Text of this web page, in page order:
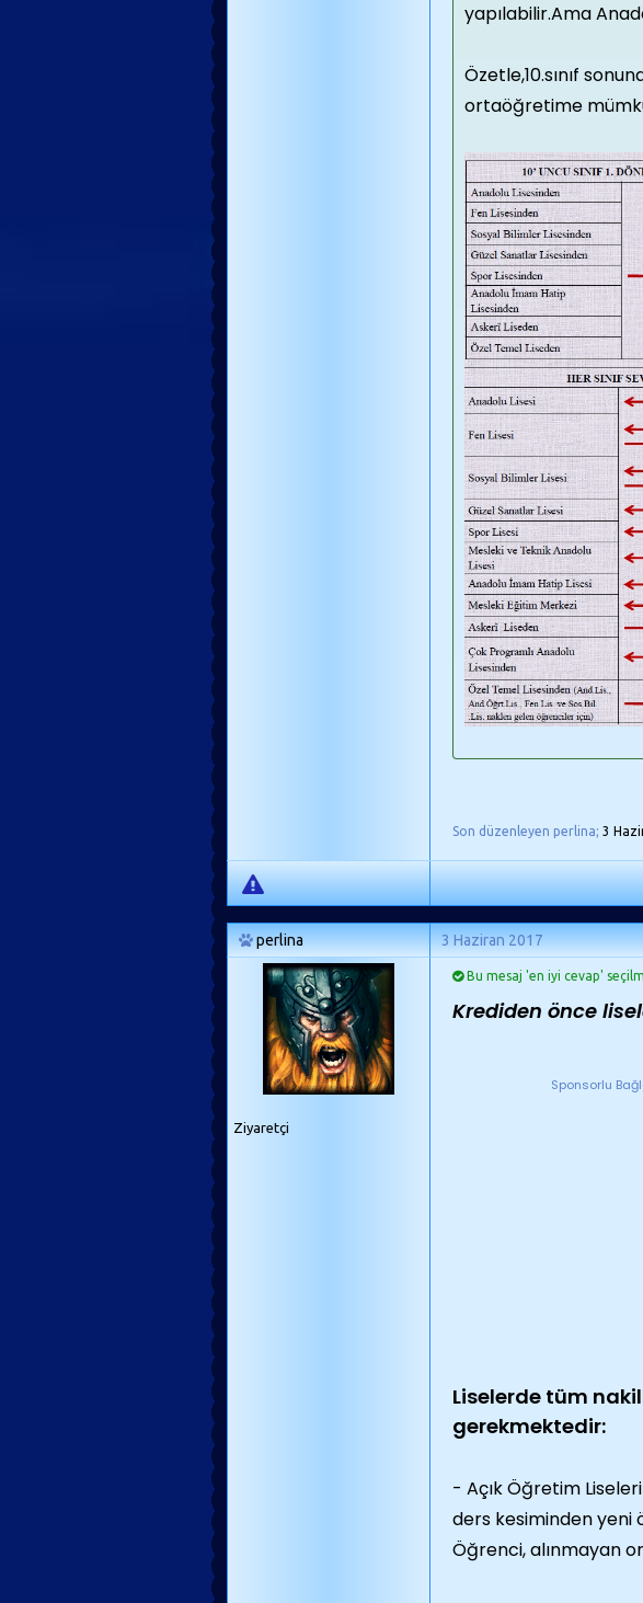
yapılabilir.Ama
Özetle,10.sınıf
ortaöğretime
Son düzenleyen perlina; 3
perlina 3 Haziran 2017
Ziyaretçi
Bu mesaj 'en iyi cevap'
Krediden önce
Sponsorlu
Liselerde tüm
gerekmektedir:
- Açık Öğretim
ders kesiminden yeni
Öğrenci, alınmayan